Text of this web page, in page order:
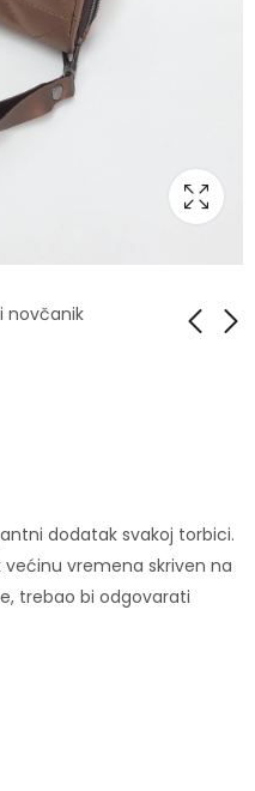
novčanik
dodatak svakoj torbici.
većinu vremena skriven na
trebao bi odgovarati